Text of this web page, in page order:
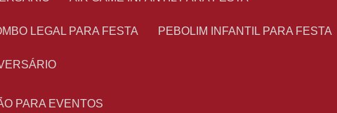
LEGAL PARA FESTA PEBOLIM INFANTIL PARA FESTA
PARA EVENTOS